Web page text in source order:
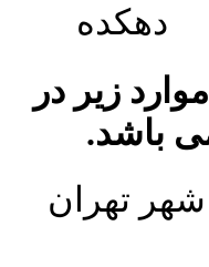
دهکده
زیر در
­باشد.
شهر تهران